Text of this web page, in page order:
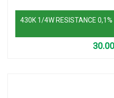
430K 1/4W RESISTANCE 0,1%